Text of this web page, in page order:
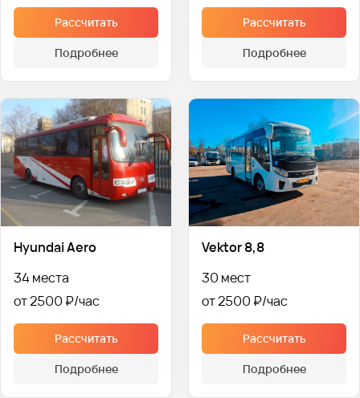
Рассчитать
Подробнее
Рассчитать
Подробнее
Hyundai Aero
34 места
от 2500 ₽
Рассчитать
Подробнее
Vektor 8,8
30 мест
от 2500 ₽
Рассчитать
Подробнее